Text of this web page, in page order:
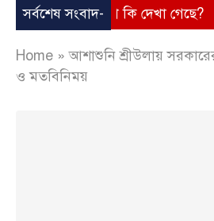
সর্বশেষ সংবাদ-
তার চেহারা কি দেখা গেছে?
Home »আশাশুনি শ্রীউলায়
ও মতবিনিময়